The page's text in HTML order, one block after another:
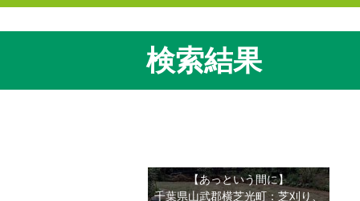
検索結果
【あっという間に】
千葉県山武郡横芝光町：芝刈り、